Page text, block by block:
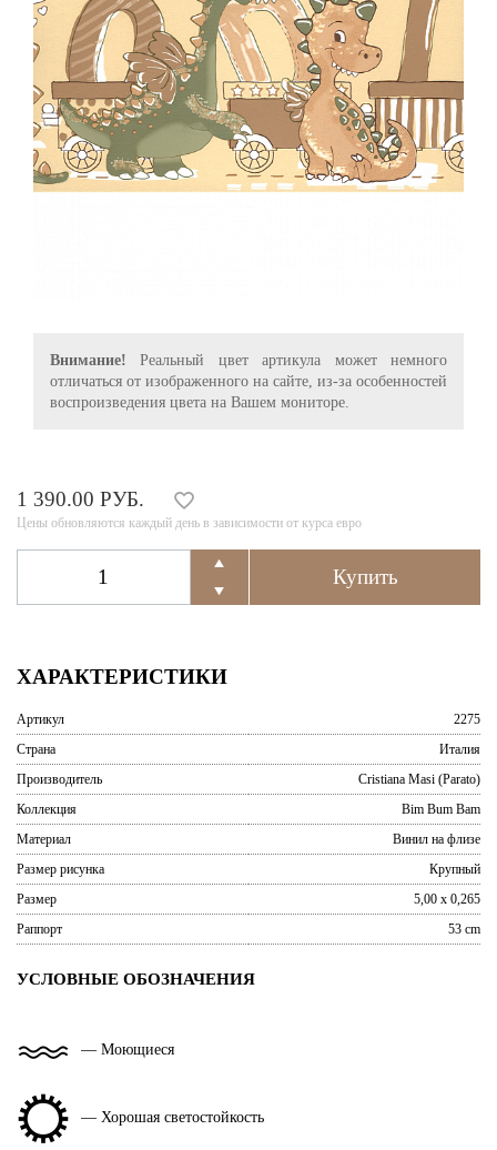
Внимание! Реальный цвет артикула может немного
отличаться от изображенного на сайте, из-за особенностей
воспроизведения цвета на Вашем мониторе.
1 390.00 РУБ.
Цены обновляются каждый день в зависимости от курса евро
ХАРАКТЕРИСТИКИ
Артикул
2275
Страна
Италия
Производитель
Cristiana Masi (Parato)
Коллекция
Bim Bum Bam
Материал
Винил на флизе
Размер рисунка
Крупный
Размер
5,00 x 0,265
Раппорт
53 cm
УСЛОВНЫЕ ОБОЗНАЧЕНИЯ
— Моющиеся
— Хорошая светостойкость